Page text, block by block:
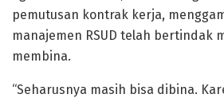
pemutusan kontrak kerja,
manajemen RSUD telah bertindak
membina.
“Seharusnya masih bisa dibina.